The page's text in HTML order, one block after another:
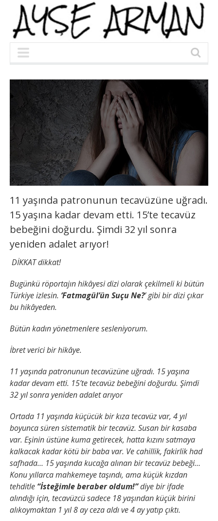
11 yaşında patronunun tecavüzüne uğradı.
15 yaşına kadar devam etti. 15’te tecavüz
bebeğini doğurdu. Şimdi 32 yıl sonra
yeniden adalet arıyor!
DİKKAT dikkat!
Bugünkü röportajın hikâyesi dizi olarak çekilmeli ki bütün
Türkiye izlesin. ‘Fatmagül’ün Suçu Ne?’ gibi bir dizi çıkar
bu hikâyeden.
Bütün kadın yönetmenlere sesleniyorum.
İbret verici bir hikâye.
11 yaşında patronunun tecavüzüne uğradı. 15 yaşına
kadar devam etti. 15’te tecavüz bebeğini doğurdu. Şimdi
32 yıl sonra yeniden adalet arıyor
Ortada 11 yaşında küçücük bir kıza tecavüz var, 4 yıl
boyunca süren sistematik bir tecavüz. Susan bir kasaba
var. Eşinin üstüne kuma getirecek, hatta kızını satmaya
kalkacak kadar kötü bir baba var. Ve cahillik, fakirlik had
safhada… 15 yaşında kucağa alınan bir tecavüz bebeği…
Konu yıllarca mahkemeye taşındı, ama küçük kızdan
tehditle “İsteğimle beraber oldum!”diye bir ifade
alındığı için, tecavüzcü sadece 18 yaşından küçük birini
alıkoymaktan 1 yıl 8 ay ceza aldı ve 4 ay yatıp çıktı.